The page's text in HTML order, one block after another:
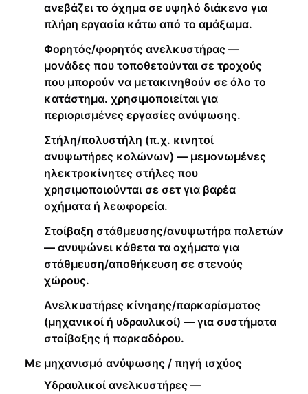
ανεβάζει το όχημα σε υψηλό διάκενο για
πλήρη εργασία κάτω από το αμάξωμα.
Φορητός/φορητός ανελκυστήρας —
μονάδες που τοποθετούνται σε τροχούς
που μπορούν να μετακινηθούν σε όλο το
κατάστημα. χρησιμοποιείται για
περιορισμένες εργασίες ανύψωσης.
Στήλη/πολυστήλη (π.χ. κινητοί
ανυψωτήρες κολώνων) — μεμονωμένες
ηλεκτροκίνητες στήλες που
χρησιμοποιούνται σε σετ για βαρέα
οχήματα ή λεωφορεία.
Στοίβαξη στάθμευσης/ανυψωτήρα παλετών
— ανυψώνει κάθετα τα οχήματα για
στάθμευση/αποθήκευση σε στενούς
χώρους.
Ανελκυστήρες κίνησης/παρκαρίσματος
(μηχανικοί ή υδραυλικοί) — για συστήματα
στοίβαξης ή παρκαδόρου.
Με μηχανισμό ανύψωσης / πηγή ισχύος
Υδραυλικοί ανελκυστήρες —